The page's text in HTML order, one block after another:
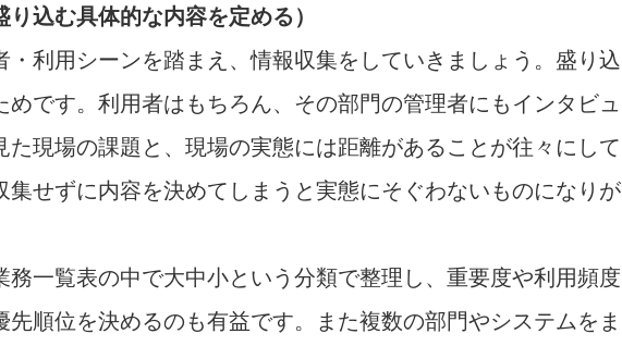
込む具体的な内容を定める）
・利用シーンを踏まえ、情報収集をしていきましょう。盛り込
です。利用者はもちろん、その部門の管理者にもインタビュ
現場の課題と、現場の実態には距離があることが往々にして
集せずに内容を決めてしまうと実態にそぐわないものになりが
一覧表の中で大中小という分類で整理し、重要度や利用頻度
順位を決めるのも有益です。また複数の部門やシステムをま